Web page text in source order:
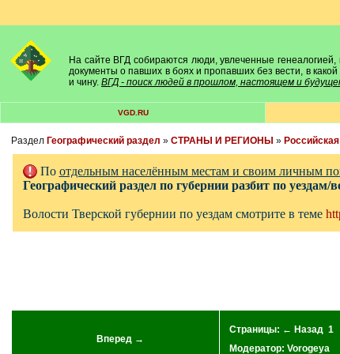
На сайте ВГД собираются люди, увлеченные генеалогией,
документы о павших в боях и пропавших без вести, в
и чину. ВГД - поиск людей в прошлом, настоящем и
VGD.RU
Раздел Географический раздел » СТРАНЫ И РЕГИОНЫ »
По отдельным населённым местам и своим личным
Географический раздел по губернии разбит по уездам/
Волости Тверской губернии по уездам смотрите в теме
Вперед →
Страницы: ← Назад 1
Модератор: Vorogeya